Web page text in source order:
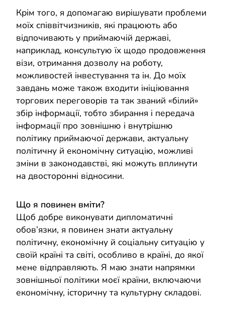
Крім того, я допомагаю вирішувати проблеми
моїх співвітчизників, які працюють або
відпочивають у приймаючій державі,
наприклад, консультую їх щодо продовження
візи, отримання дозволу на роботу,
можливостей інвестування та ін. До моїх
завдань може також входити ініціювання
торгових переговорів та так званий «білий»
збір інформації, тобто збирання і передача
інформації про зовнішню і внутрішню
політику приймаючої держави, актуальну
політичну й економічну ситуацію, можливі
зміни в законодавстві, які можуть вплинути
на двосторонні відносини.
Що я повинен вміти?
Щоб добре виконувати дипломатичні
обов’язки, я повинен знати актуальну
політичну, економічну й соціальну ситуацію у
своїй країні та світі, особливо в країні, до якої
мене відправляють. Я маю знати напрямки
зовнішньої політики моєї країни, включаючи
економічну, історичну та культурну складові.